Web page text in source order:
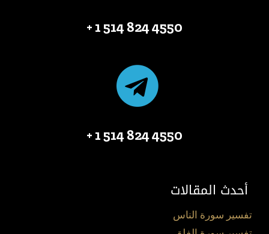
4550 824 514 1 +
4550 824 514 1 +
أحدث المقالات
تفسير سورة الناس